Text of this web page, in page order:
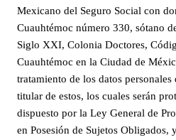
Mexicano del Seguro Social con
Cuauhtémoc número 330, sótano
Siglo XXI, Colonia Doctores,
Cuauhtémoc en la Ciudad de
tratamiento de los datos
titular de estos, los cuales serán
dispuesto por la Ley General de
en Posesión de Sujetos Obligados,